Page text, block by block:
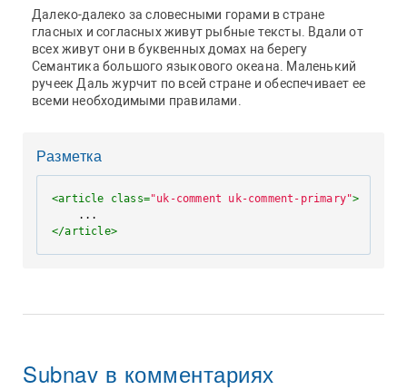
Далеко-далеко за словесными горами в стране
гласных и согласных живут рыбные тексты. Вдали от
всех живут они в буквенных домах на берегу
Семантика большого языкового океана. Маленький
ручеек Даль журчит по всей стране и обеспечивает ее
всеми необходимыми правилами.
Разметка
<article class="uk-comment uk-comment-primary">
</article>
Subnav в комментариях